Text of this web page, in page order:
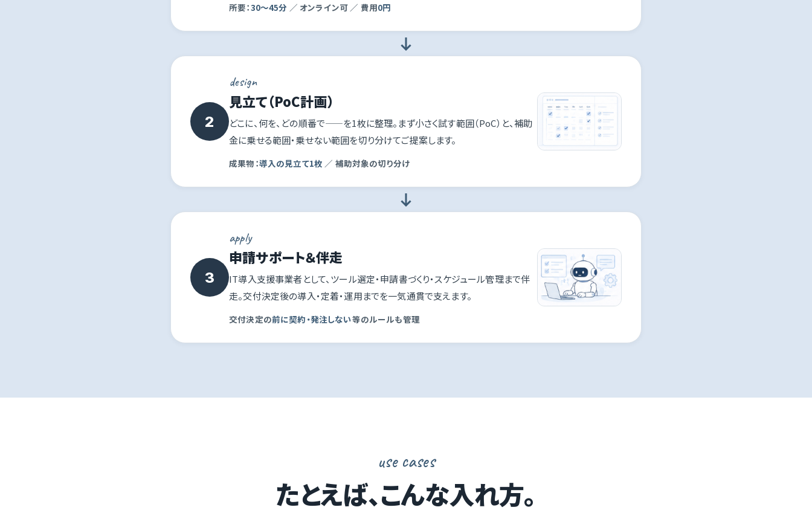
所要：30〜45分 ／ オンライン可 ／ 費用0円
2
design
見立て（PoC計画）
どこに、何を、どの順番で——を1枚に整理。まず小さく試す範囲（PoC）と、補助
金に乗せる範囲・乗せない範囲を切り分けてご提案します。
成果物：導入の見立て1枚 ／ 補助対象の切り分け
3
apply
申請サポート＆伴走
IT導入支援事業者として、ツール選定・申請書づくり・スケジュール管理まで伴
走。交付決定後の導入・定着・運用までを一気通貫で支えます。
交付決定の前に契約・発注しない等のルールも管理
use cases
たとえば、こんな入れ方。